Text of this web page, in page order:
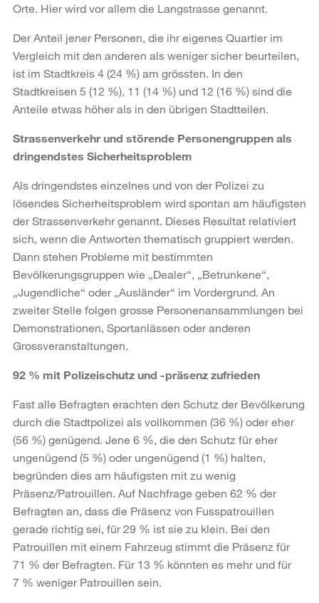
Orte. Hier wird vor allem die Langstrasse genannt.
Der Anteil jener Personen, die ihr eigenes Quartier im
Vergleich mit den anderen als weniger sicher beurteilen,
ist im Stadtkreis 4 (24 %) am grössten. In den
Stadtkreisen 5 (12 %), 11 (14 %) und 12 (16 %) sind die
Anteile etwas höher als in den übrigen Stadtteilen.
Strassenverkehr und störende Personengruppen als
dringendstes Sicherheitsproblem
Als dringendstes einzelnes und von der Polizei zu
lösendes Sicherheitsproblem wird spontan am häufigsten
der Strassenverkehr genannt. Dieses Resultat relativiert
sich, wenn die Antworten thematisch gruppiert werden.
Dann stehen Probleme mit bestimmten
Bevölkerungsgruppen wie „Dealer“, „Betrunkene“,
„Jugendliche“ oder „Ausländer“ im Vordergrund. An
zweiter Stelle folgen grosse Personenansammlungen bei
Demonstrationen, Sportanlässen oder anderen
Grossveranstaltungen.
92 % mit Polizeischutz und -präsenz zufrieden
Fast alle Befragten erachten den Schutz der Bevölkerung
durch die Stadtpolizei als vollkommen (36 %) oder eher
(56 %) genügend. Jene 6 %, die den Schutz für eher
ungenügend (5 %) oder ungenügend (1 %) halten,
begründen dies am häufigsten mit zu wenig
Präsenz/Patrouillen. Auf Nachfrage geben 62 % der
Befragten an, dass die Präsenz von Fusspatrouillen
gerade richtig sei, für 29 % ist sie zu klein. Bei den
Patrouillen mit einem Fahrzeug stimmt die Präsenz für
71 % der Befragten. Für 13 % könnten es mehr und für
7 % weniger Patrouillen sein.